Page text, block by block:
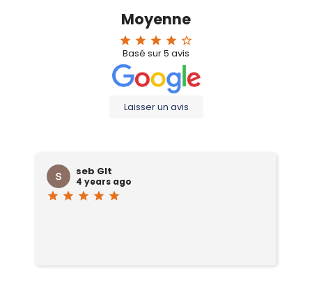
Moyenne
star star star star star_border
Basé sur5 avis
Laisser un avis
seb Glt
4 years ago
star star star star star